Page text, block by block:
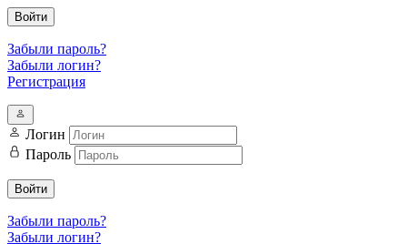
Войти
Забыли пароль?
Забыли логин?
Регистрация
Логин
Пароль
Войти
Забыли пароль?
Забыли логин?